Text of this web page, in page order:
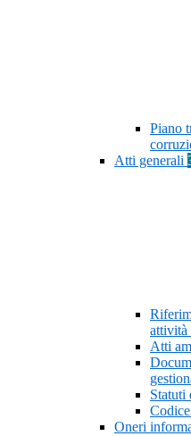
Piano
Atti generali
attività
Atti
Statuti
Oneri